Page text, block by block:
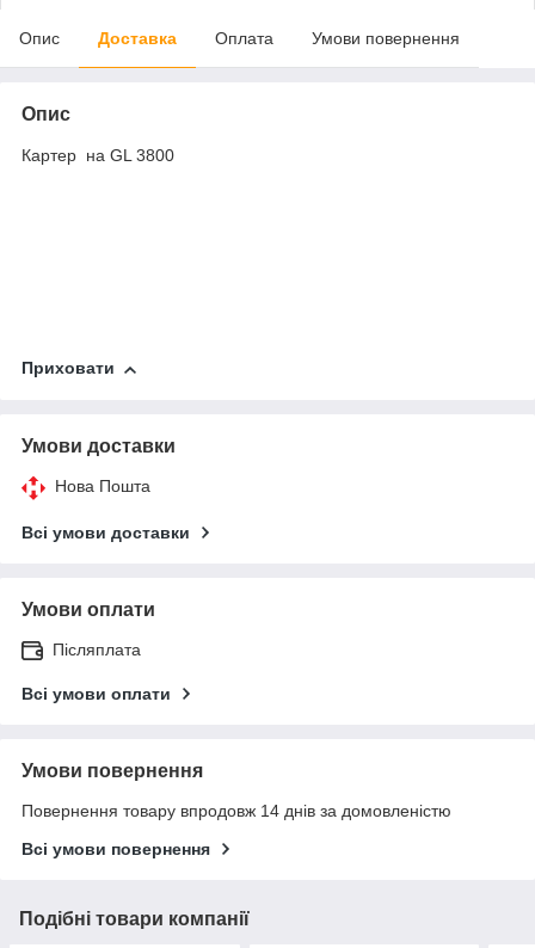
Опис Доставка Оплата Умови повернення
Опис
Картер на GL 3800
Приховати
Умови доставки
Нова Пошта
Всі умови доставки
Умови оплати
Післяплата
Всі умови оплати
Умови повернення
Повернення товару впродовж 14 днів за домовленістю
Всі умови повернення
Подібні товари компанії